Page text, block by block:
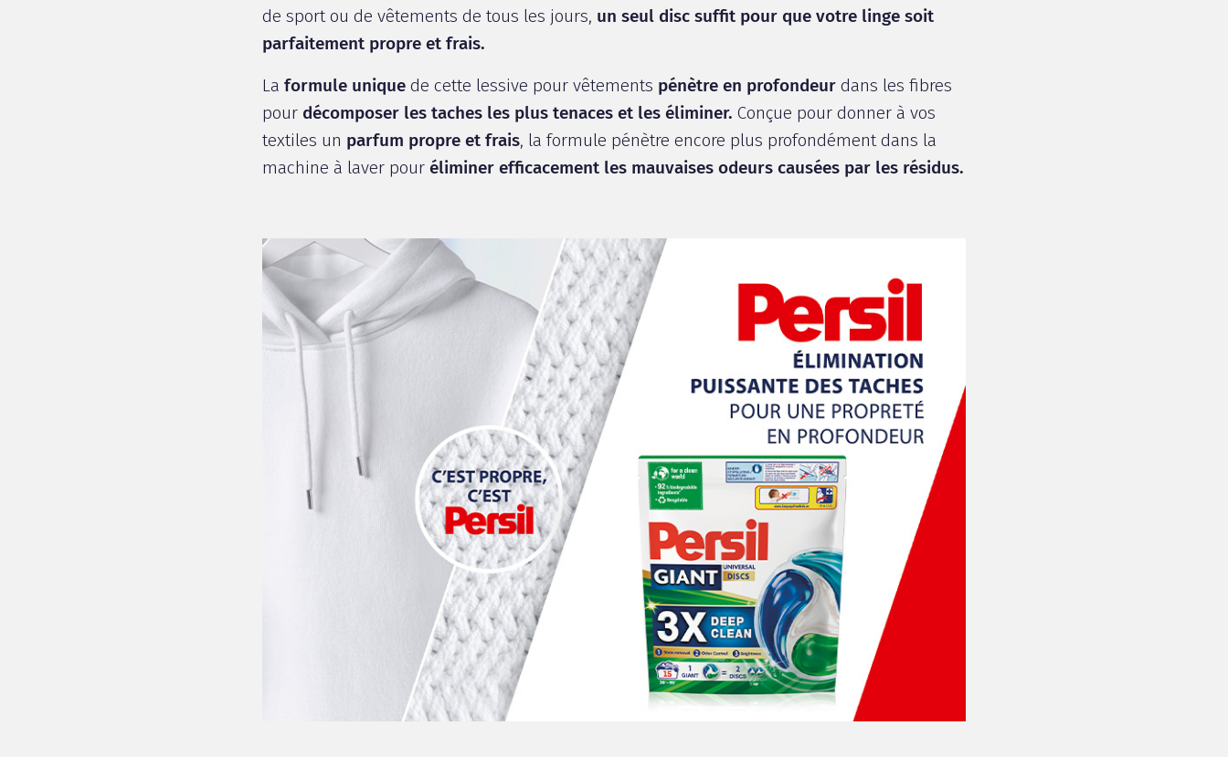
de sport ou de vêtements de tous les jours, un seul disc suffit pour que votre linge soit
parfaitement propre et frais.
La formule unique de cette lessive pour vêtements pénètre en profondeur dans les fibres
pour décomposer les taches les plus tenaces et les éliminer. Conçue pour donner à vos
textiles un parfum propre et frais, la formule pénètre encore plus profondément dans la
machine à laver pour éliminer efficacement les mauvaises odeurs causées par les résidus.